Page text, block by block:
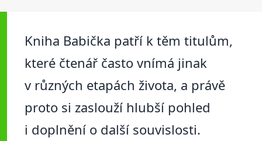
Kniha Babička patří k těm titulům,
které čtenář často vnímá jinak
v různých etapách života, a právě
proto si zaslouží hlubší pohled
i doplnění o další souvislosti.